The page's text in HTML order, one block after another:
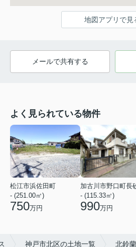
地図アプリで見
メールで共有する
よく見られている物件
松江市浜佐田町
- (251.00㎡)
750万円
加古川市野口町長
- (115.33㎡)
990万円
神戸市北区の土地一覧 北鈴